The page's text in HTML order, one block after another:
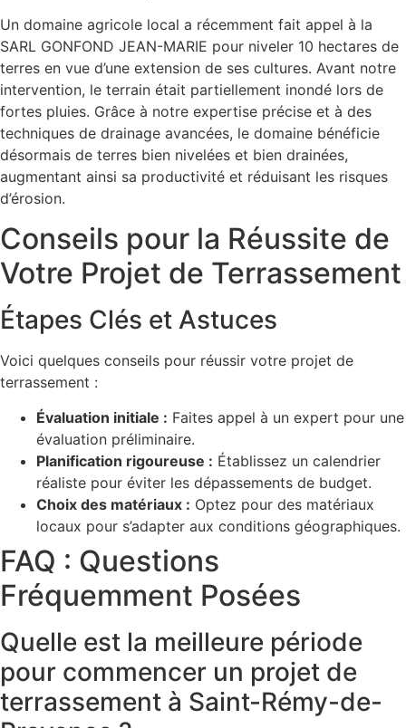
Un domaine agricole local a récemment fait appel à la
SARL GONFOND JEAN-MARIE pour niveler 10 hectares de
terres en vue d’une extension de ses cultures. Avant notre
intervention, le terrain était partiellement inondé lors de
fortes pluies. Grâce à notre expertise précise et à des
techniques de drainage avancées, le domaine bénéficie
désormais de terres bien nivelées et bien drainées,
augmentant ainsi sa productivité et réduisant les risques
d’érosion.
Conseils pour la Réussite de
Votre Projet de Terrassement
Étapes Clés et Astuces
Voici quelques conseils pour réussir votre projet de
terrassement :
Évaluation initiale : Faites appel à un expert pour une
évaluation préliminaire.
Planification rigoureuse : Établissez un calendrier
réaliste pour éviter les dépassements de budget.
Choix des matériaux : Optez pour des matériaux
locaux pour s’adapter aux conditions géographiques.
FAQ : Questions
Fréquemment Posées
Quelle est la meilleure période
pour commencer un projet de
terrassement à Saint-Rémy-de-